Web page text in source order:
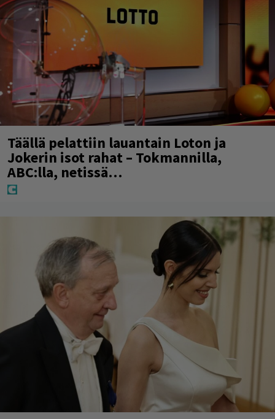
Täällä pelattiin lauantain Loton ja
Jokerin isot rahat – Tokmannilla,
ABC:lla, netissä…